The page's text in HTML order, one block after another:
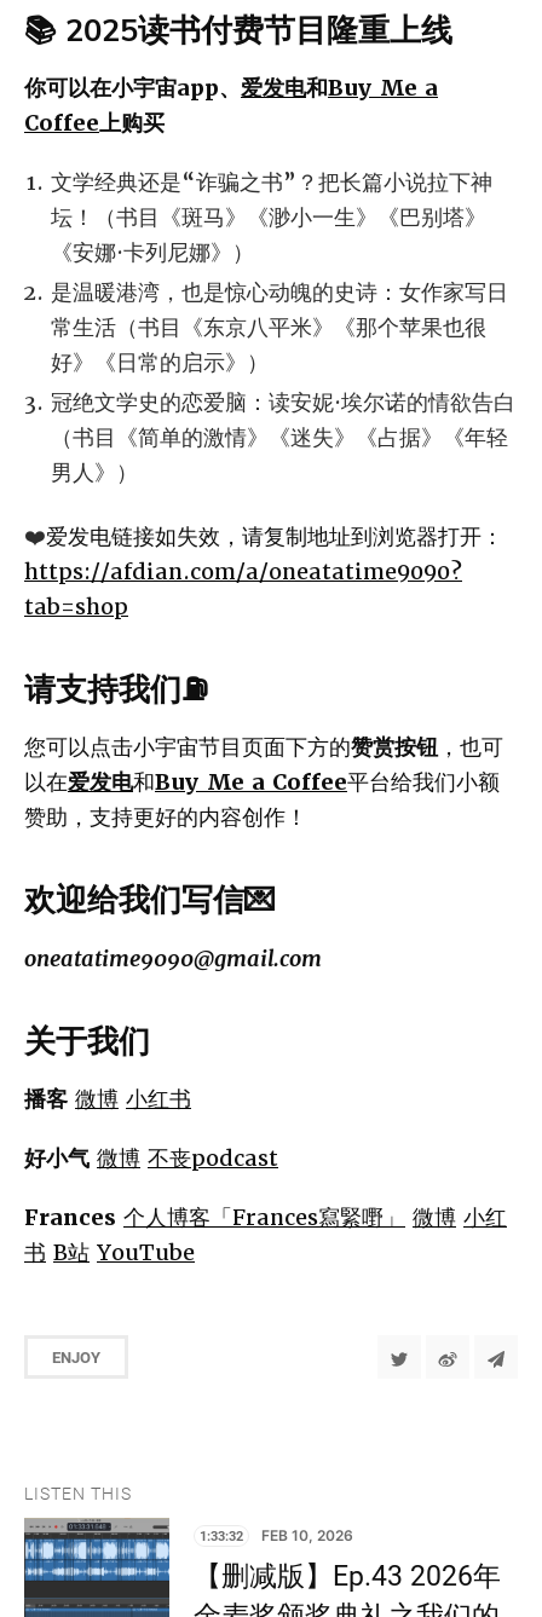
📚 2025读书付费节目隆重上线
你可以在小宇宙app、 爱发电和Buy Me a
Coffee上购买
文学经典还是“诈骗之书”？把长篇小说拉下神
坛！（书目《斑马》《渺小一生》《巴别塔》
《安娜·卡列尼娜》）
是温暖港湾，也是惊心动魄的史诗：女作家写日
常生活（书目《东京八平米》《那个苹果也很
好》《日常的启示》）
冠绝文学史的恋爱脑：读安妮·埃尔诺的情欲告白
（书目《简单的激情》《迷失》《占据》《年轻
男人》）
❤️爱发电链接如失效，请复制地址到浏览器打开：
https://afdian.com/a/oneatatime9090?
tab=shop
请支持我们⛽️
您可以点击小宇宙节目页面下方的赞赏按钮 ，也可
以在爱发电和Buy Me a Coffee平台给我们小额
赞助，支持更好的内容创作！
欢迎给我们写信💌
oneatatime9090@gmail.com
关于我们
播客 微博 小红书
好小气 微博 不丧podcast
Frances 个人博客「Frances寫緊嘢」 微博 小红
书 B站 YouTube
ENJOY
LISTEN THIS
1:33:32 FEB 10, 2026
【删减版】Ep.43 2026年